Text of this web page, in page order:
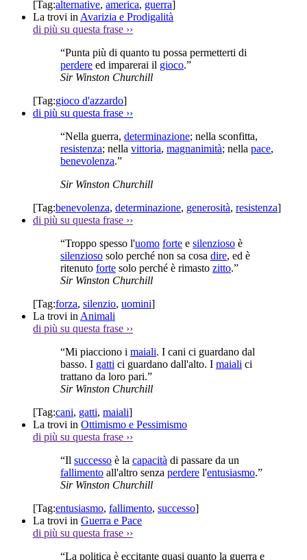
[Tag:alternative, america, guerra]
La trovi in Avarizia e Prodigalità
di più su questa frase ››
“Punta più di quanto tu possa permetterti di
perdere ed imparerai il gioco.”
Sir Winston Churchill
[Tag:gioco d'azzardo]
di più su questa frase ››
“Nella guerra, determinazione; nella sconfitta,
resistenza; nella vittoria, magnanimità; nella pace,
benevolenza.”
Sir Winston Churchill
[Tag:benevolenza, determinazione, generosità, resistenza]
di più su questa frase ››
“Troppo spesso l'uomo forte e silenzioso è
silenzioso solo perché non sa cosa dire, ed è
ritenuto forte solo perché è rimasto zitto.”
Sir Winston Churchill
[Tag:forza, silenzio, uomini]
La trovi in Animali
di più su questa frase ››
“Mi piacciono i maiali. I cani ci guardano dal
basso. I gatti ci guardano dall'alto. I maiali ci
trattano da loro pari.”
Sir Winston Churchill
[Tag:cani, gatti, maiali]
La trovi in Ottimismo e Pessimismo
di più su questa frase ››
“Il successo è la capacità di passare da un
fallimento all'altro senza perdere l'entusiasmo.”
Sir Winston Churchill
[Tag:entusiasmo, fallimento, successo]
La trovi in Guerra e Pace
di più su questa frase ››
“La politica è eccitante quasi quanto la guerra e